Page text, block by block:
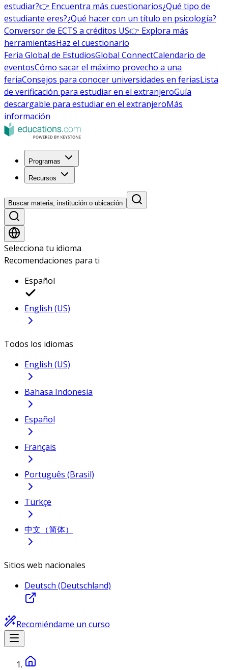
estudiar?👉 Encuentra más cuestionarios¿Qué tipo de
estudiante eres?¿Qué hacer con un título en psicología?
Conversor de ECTS a créditos US👉 Explora más
herramientasHaz el cuestionario
Feria Global de EstudiosGlobal ConnectCalendario de
eventosCómo sacar el máximo provecho a una
feriaConsejos para conocer universidades en feriasLista
de verificación para estudiar en el extranjeroGuía
descargable para estudiar en el extranjeroMás
información
Programas
Recursos
Buscar materia, institución o ubicación
Selecciona tu idioma
Recomendaciones para ti
Español
English (US)
Todos los idiomas
English (US)
Bahasa Indonesia
Español
Français
Português (Brasil)
Türkçe
中文（简体）
Sitios web nacionales
Deutsch (Deutschland)
Recomiéndame un curso